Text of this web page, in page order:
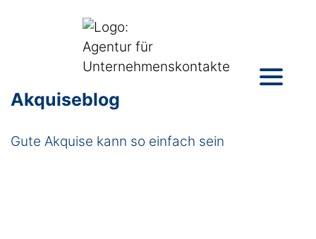
Akquiseblog
Gute Akquise kann so einfach sein